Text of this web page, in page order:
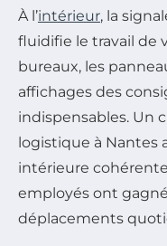
À l’intérieur, la
fluidifie le travail de
bureaux, les
affichages des
indispensables. Un
logistique à Nantes
intérieure
employés ont
déplacements